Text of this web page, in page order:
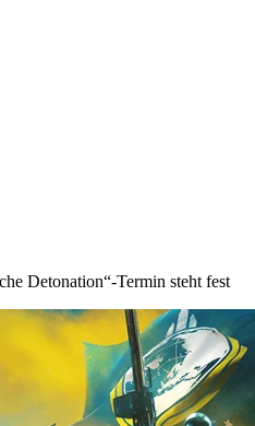
Detonation“-Termin steht fest